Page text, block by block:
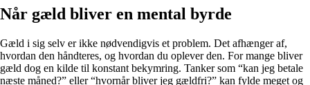
Når gæld bliver en mental byrde
Gæld i sig selv er ikke nødvendigvis et problem. Det afhænger af,
hvordan den håndteres, og hvordan du oplever den. For mange bliver
gæld dog en kilde til konstant bekymring. Tanker som “kan jeg betale
næste måned?” eller “hvornår bliver jeg gældfri?” kan fylde meget og